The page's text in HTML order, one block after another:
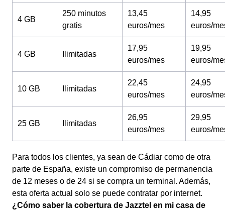
4 GB
250 minutos
gratis
13,45
euros/mes
14,95
euros/
4 GB Ilimitadas
17,95
euros/mes
19,95
euros/
10 GB Ilimitadas
22,45
euros/mes
24,95
euros/
25 GB Ilimitadas
26,95
euros/mes
29,95
euros/
Para todos los clientes, ya sean de Cádiar como de otra
parte de España, existe un compromiso de permanencia
de 12 meses o de 24 si se compra un terminal. Además,
esta oferta actual solo se puede contratar por internet.
¿Cómo saber la cobertura de Jazztel en mi casa de